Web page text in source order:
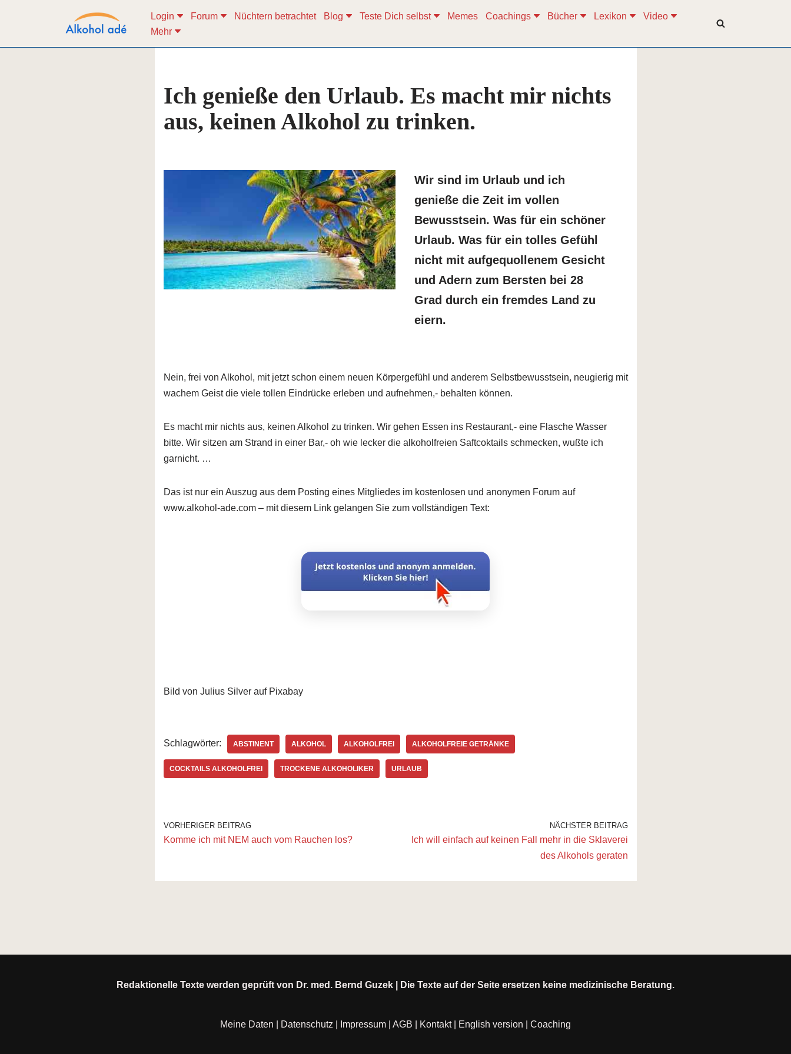
Inhalt
Login Forum Nüchtern betrachtet Blog Teste Dich selbst Memes Coachings Bücher Lexikon
Video
Mehr
Ich genieße den Urlaub. Es macht mir nichts
aus, keinen Alkohol zu trinken.
Wir sind im Urlaub und ich
genieße die Zeit im vollen
Bewusstsein. Was für ein schöner
Urlaub. Was für ein tolles Gefühl
nicht mit aufgequollenem Gesicht
und Adern zum Bersten bei 28
Grad durch ein fremdes Land zu
eiern.
Nein, frei von Alkohol, mit jetzt schon einem neuen Körpergefühl und anderem Selbstbewusstsein, neugierig mit
wachem Geist die viele tollen Eindrücke erleben und aufnehmen,- behalten können.
Es macht mir nichts aus, keinen Alkohol zu trinken. Wir gehen Essen ins Restaurant,- eine Flasche Wasser
bitte. Wir sitzen am Strand in einer Bar,- oh wie lecker die alkoholfreien Saftcoktails schmecken, wußte ich
garnicht. …
Das ist nur ein Auszug aus dem Posting eines Mitgliedes im kostenlosen und anonymen Forum auf
www.alkohol-ade.com – mit diesem Link gelangen Sie zum vollständigen Text:
Bild von Julius Silver auf Pixabay
Schlagwörter: ABSTINENT ALKOHOL ALKOHOLFREI ALKOHOLFREIE GETRÄNKE
COCKTAILS ALKOHOLFREI TROCKENE ALKOHOLIKER URLAUB
VORHERIGER BEITRAG
Komme ich mit NEM auch vom Rauchen los?
NÄCHSTER BEITRAG
Ich will einfach auf keinen Fall mehr in die Sklaverei
des Alkohols geraten
Redaktionelle Texte werden geprüft von Dr. med. Bernd Guzek | Die Texte auf der Seite ersetzen keine medizinische Beratung.
Meine Daten Datenschutz Impressum AGB Kontakt| English version Coaching